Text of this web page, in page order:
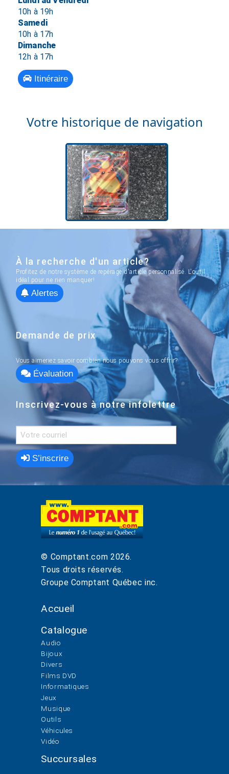
10h à 19h
Samedi
10h à 17h
Dimanche
12h à 17h
Itinéraire
Votre historique de navigation
À la recherche d'un article?
Profitez de notre système de repérage d'article personnalisé. L'outil
idéal pour ne rien manquer!
Alertes
Demande de prix
Vous aimeriez savoir combien nous pouvons vous offrir?
Évaluation
Inscrivez-vous à notre infolettre
S’inscrire
© Comptant.com 2026.
Tous droits réservés.
Groupe Comptant Québec inc.
Accueil
Catalogue
Audio
Bijoux
Divers
Films DVD
Informatiques
Jeux
Musique
Outils
Véhicules
Vidéo
Succursales